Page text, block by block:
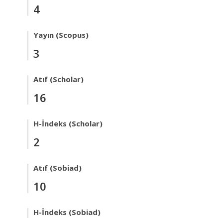
4
Yayın (Scopus)
3
Atıf (Scholar)
16
H-İndeks (Scholar)
2
Atıf (Sobiad)
10
H-İndeks (Sobiad)